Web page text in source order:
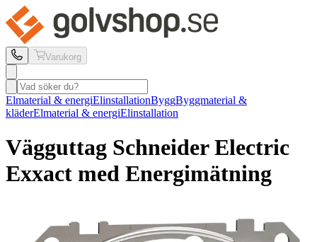
Varukorg
Elmaterial & energiElinstallationByggByggmaterial &
kläderElmaterial & energiElinstallation
Vägguttag Schneider Electric
Exxact med Energimätning